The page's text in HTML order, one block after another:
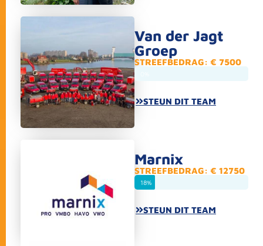
Van der Jagt
Groep
STREEFBEDRAG: € 7500
STEUN DIT TEAM
Marnix
STREEFBEDRAG: € 12750
18%
STEUN DIT TEAM